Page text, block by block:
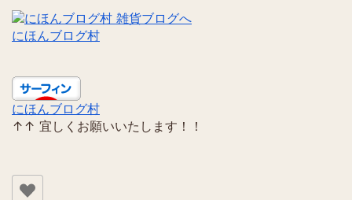
にほんブログ村
にほんブログ村
↑↑ 宜しくお願いいたします！！